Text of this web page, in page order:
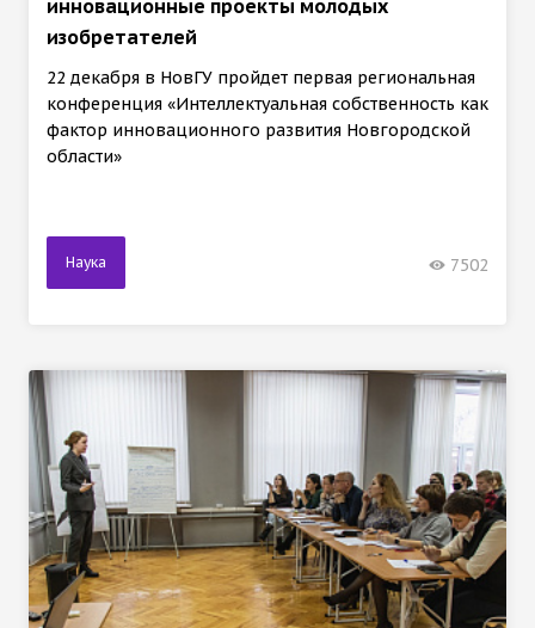
инновационные проекты молодых
изобретателей
22 декабря в НовГУ пройдет первая региональная
конференция «Интеллектуальная собственность как
фактор инновационного развития Новгородской
области»
Наука 7502